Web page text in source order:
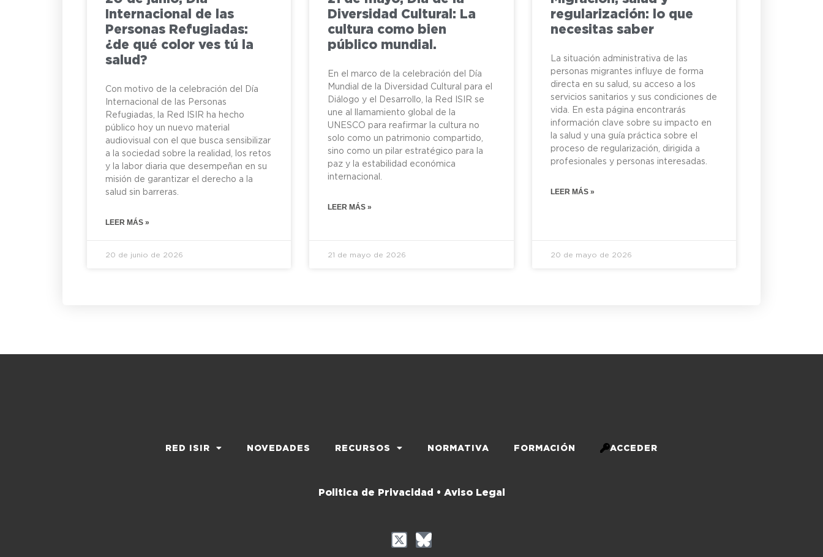
Internacional de las
Personas Refugiadas:
¿de qué color ves tú la
salud?
Con motivo de la celebración del Día
Internacional de las Personas
Refugiadas, la Red ISIR ha hecho
público hoy un nuevo material
audiovisual con el que busca sensibilizar
a la sociedad sobre la realidad, los retos
y la labor diaria que desempeñan en su
misión de garantizar el derecho a la
salud sin barreras.
LEER MÁS »
20 de junio de 2026
Diversidad Cultural: La
cultura como bien
público mundial.
En el marco de la celebración del Día
Mundial de la Diversidad Cultural para el
Diálogo y el Desarrollo, la Red ISIR se
une al llamamiento global de la
UNESCO para reafirmar la cultura no
solo como un patrimonio compartido,
sino como un pilar estratégico para la
paz y la estabilidad económica
internacional.
LEER MÁS »
21 de mayo de 2026
regularización: lo que
necesitas saber
La situación administrativa de las
personas migrantes influye de forma
directa en su salud, su acceso a los
servicios sanitarios y sus condiciones de
vida. En esta página encontrarás
información clave sobre su impacto en
la salud y una guía práctica sobre el
proceso de regularización, dirigida a
profesionales y personas interesadas.
LEER MÁS »
20 de mayo de 2026
RED ISIR NOVEDADES RECURSOS NORMATIVA FORMACIÓN ACCEDER
Politica de Privacidad • Aviso Legal